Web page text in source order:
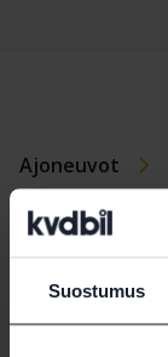
Suostumus
Ajoneuvot
Porschemallit